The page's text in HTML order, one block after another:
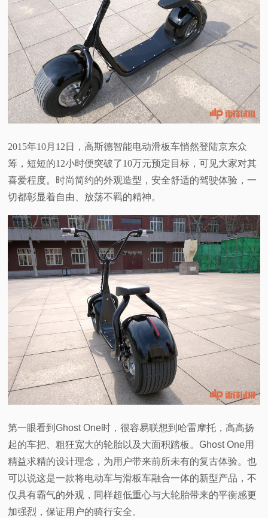
2015年10月12日，高斯德智能电动滑板车悄然登陆京东众
筹，短短的12小时便突破了10万元预定目标，可见大家对其
喜爱程度。时尚简约的外观造型，安全舒适的驾驶体验，一
切都彰显着自由、放荡不羁的精神。
第一眼看到Ghost One时，很容易联想到哈雷摩托，高高扬
起的车把、粗狂宽大的轮胎以及大面积踏板。Ghost One用
精益求精的设计理念，为用户带来前所未有的复古体验。也
可以说这是一款将电动车与滑板车融合一体的新型产品，不
仅具有霸气的外观，同样超低重心与大轮胎带来的平衡感更
加强烈，保证用户的骑行安全。